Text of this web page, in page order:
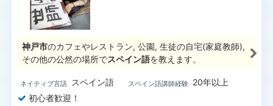
神戸市のカフェやレストラン, 公園, 生徒の自宅(家庭教師),
その他の公然の場所でスペイン語を教えます。
ネイティブ言語 スペイン語 スペイン語講師経験
20年以上
初心者歓迎！